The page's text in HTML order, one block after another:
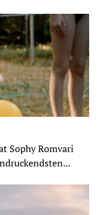
Sophy Romvari